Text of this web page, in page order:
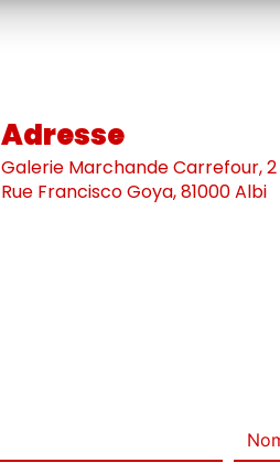
Adresse
Galerie Marchande Carrefour, 2
Rue Francisco Goya, 81000 Albi